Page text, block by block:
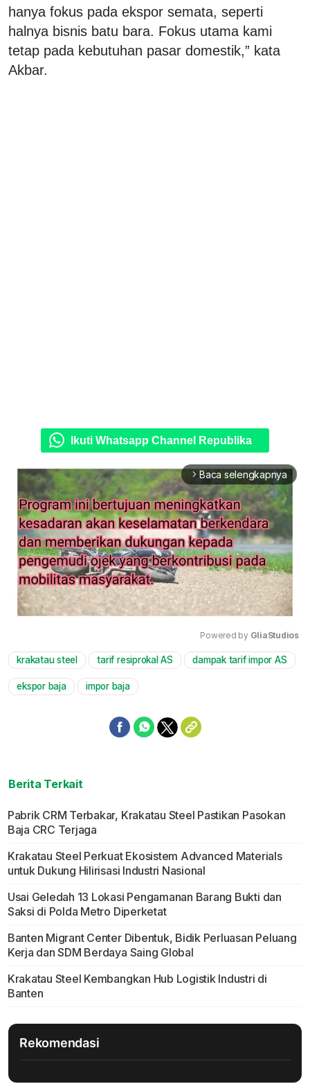
hanya fokus pada ekspor semata, seperti
halnya bisnis batu bara. Fokus utama kami
tetap pada kebutuhan pasar domestik,” kata
Akbar.
Ikuti Whatsapp Channel Republika
arrow_forward_ios Baca selengkapnya
Mute
Powered by GliaStudios
krakatau steel tarif resiprokal AS dampak tarif impor AS
ekspor baja impor baja
Berita Terkait
Pabrik CRM Terbakar, Krakatau Steel Pastikan Pasokan
Baja CRC Terjaga
Krakatau Steel Perkuat Ekosistem Advanced Materials
untuk Dukung Hilirisasi Industri Nasional
Usai Geledah 13 Lokasi Pengamanan Barang Bukti dan
Saksi di Polda Metro Diperketat
Banten Migrant Center Dibentuk, Bidik Perluasan Peluang
Kerja dan SDM Berdaya Saing Global
Krakatau Steel Kembangkan Hub Logistik Industri di
Banten
Rekomendasi